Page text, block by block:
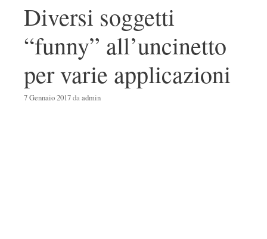
Diversi soggetti
“funny” all’uncinetto
per varie applicazioni
7 Gennaio 2017daadmin